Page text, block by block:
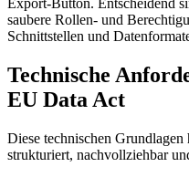
Export-Button. Entscheidend
saubere Rollen- und
Schnittstellen und
Technische
EU Data Act
Diese technischen
strukturiert, nachvollziehbar